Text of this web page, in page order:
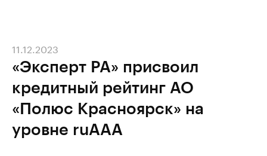
«Эксперт РА» присвоил
кредитный рейтинг АО
«Полюс Красноярск» на
уровне ruAAA
11.12.2023